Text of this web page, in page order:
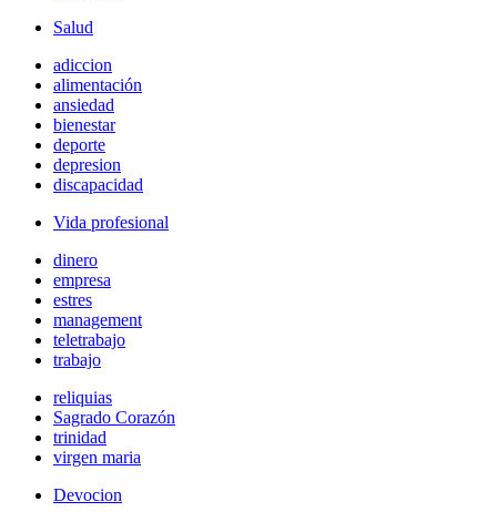
Salud
adiccion
alimentación
ansiedad
bienestar
deporte
depresion
discapacidad
Vida profesional
dinero
empresa
estres
management
teletrabajo
trabajo
reliquias
Sagrado Corazón
trinidad
virgen maria
Devocion